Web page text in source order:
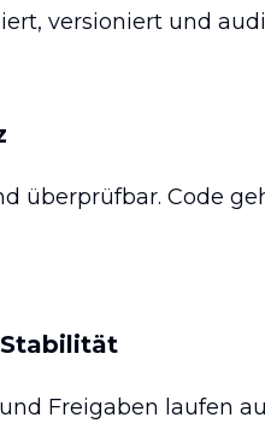
versioniert und
überprüfbar. Code
Freigaben laufen